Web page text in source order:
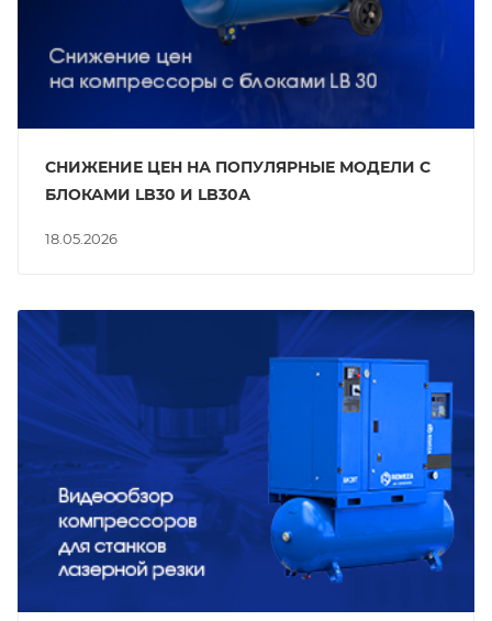
18.05.2026
СНИЖЕНИЕ ЦЕН НА ПОПУЛЯРНЫЕ МОДЕЛИ С
БЛОКАМИ LB30 И LB30А